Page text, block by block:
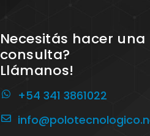
Necesitás hacer una
consulta?
Llámanos!
+54 341 3861022